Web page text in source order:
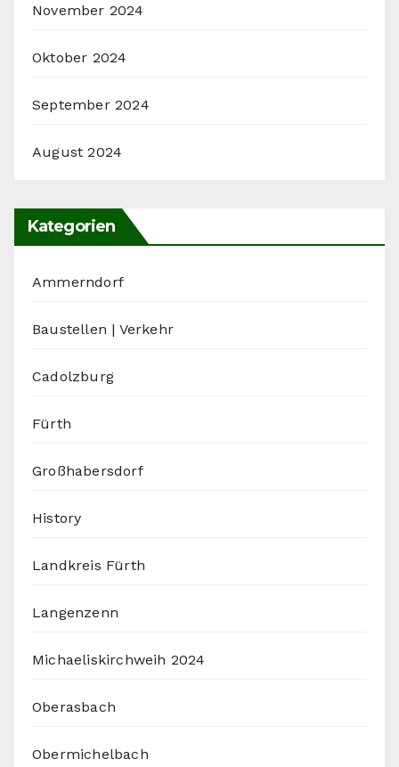
November 2024
Oktober 2024
September 2024
August 2024
Kategorien
Ammerndorf
Baustellen | Verkehr
Cadolzburg
Fürth
Großhabersdorf
History
Landkreis Fürth
Langenzenn
Michaeliskirchweih 2024
Oberasbach
Obermichelbach